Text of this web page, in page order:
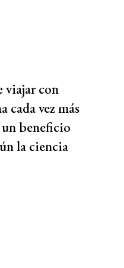
viajar con
cada vez más
beneficio
la ciencia